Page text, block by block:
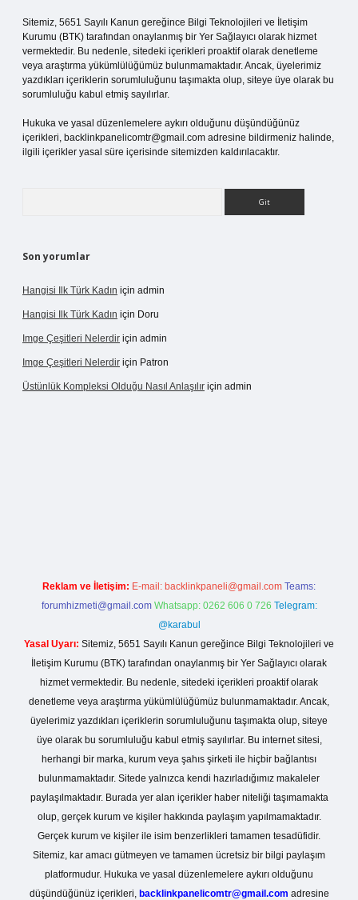
Sitemiz, 5651 Sayılı Kanun gereğince Bilgi Teknolojileri ve İletişim
Kurumu (BTK) tarafından onaylanmış bir Yer Sağlayıcı olarak hizmet
vermektedir. Bu nedenle, sitedeki içerikleri proaktif olarak denetleme
veya araştırma yükümlülüğümüz bulunmamaktadır. Ancak, üyelerimiz
yazdıkları içeriklerin sorumluluğunu taşımakta olup, siteye üye olarak bu
sorumluluğu kabul etmiş sayılırlar.
Hukuka ve yasal düzenlemelere aykırı olduğunu düşündüğünüz
içerikleri, backlinkpanelicomtr@gmail.com adresine bildirmeniz halinde,
ilgili içerikler yasal süre içerisinde sitemizden kaldırılacaktır.
Son yorumlar
Hangisi Ilk Türk Kadın için admin
Hangisi Ilk Türk Kadın için Doru
Imge Çeşitleri Nelerdir için admin
Imge Çeşitleri Nelerdir için Patron
Üstünlük Kompleksi Olduğu Nasıl Anlaşılır için admin
Reklam ve İletişim: E-mail: backlinkpaneli@gmail.com Teams:
forumhizmeti@gmail.com Whatsapp: 0262 606 0 726 Telegram:
@karabul
Yasal Uyarı: Sitemiz, 5651 Sayılı Kanun gereğince Bilgi Teknolojileri ve
İletişim Kurumu (BTK) tarafından onaylanmış bir Yer Sağlayıcı olarak
hizmet vermektedir. Bu nedenle, sitedeki içerikleri proaktif olarak
denetleme veya araştırma yükümlülüğümüz bulunmamaktadır. Ancak,
üyelerimiz yazdıkları içeriklerin sorumluluğunu taşımakta olup, siteye
üye olarak bu sorumluluğu kabul etmiş sayılırlar. Bu internet sitesi,
herhangi bir marka, kurum veya şahıs şirketi ile hiçbir bağlantısı
bulunmamaktadır. Sitede yalnızca kendi hazırladığımız makaleler
paylaşılmaktadır. Burada yer alan içerikler haber niteliği taşımamakta
olup, gerçek kurum ve kişiler hakkında paylaşım yapılmamaktadır.
Gerçek kurum ve kişiler ile isim benzerlikleri tamamen tesadüfidir.
Sitemiz, kar amacı gütmeyen ve tamamen ücretsiz bir bilgi paylaşım
platformudur. Hukuka ve yasal düzenlemelere aykırı olduğunu
düşündüğünüz içerikleri, backlinkpanelicomtr@gmail.com adresine